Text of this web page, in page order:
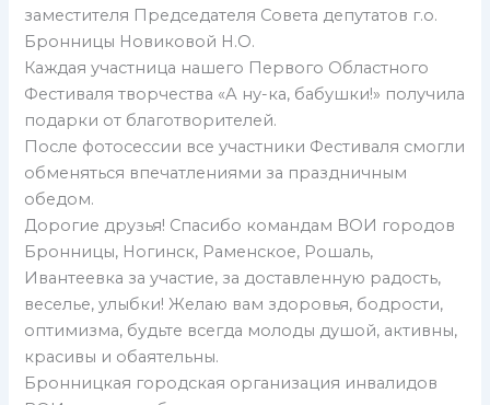
заместителя Председателя Совета депутатов г.о.
Бронницы Новиковой Н.О.
Каждая участница нашего Первого Областного
Фестиваля творчества «А ну-ка, бабушки!» получила
подарки от благотворителей.
После фотосессии все участники Фестиваля смогли
обменяться впечатлениями за праздничным
обедом.
Дорогие друзья! Спасибо командам ВОИ городов
Бронницы, Ногинск, Раменское, Рошаль,
Ивантеевка за участие, за доставленную радость,
веселье, улыбки! Желаю вам здоровья, бодрости,
оптимизма, будьте всегда молоды душой, активны,
красивы и обаятельны.
Бронницкая городская организация инвалидов